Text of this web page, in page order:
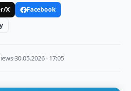
X
Facebook
·30.05.2026 · 17:05